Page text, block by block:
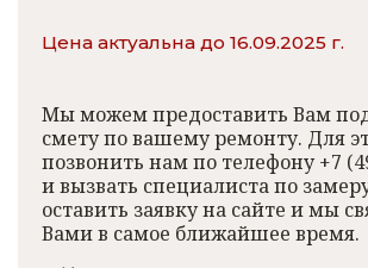
Цена актуальна до 16.09.2025 г.
Мы можем предоставить Вам
смету по вашему ремонту. Для
позвонить нам по телефону +7
и вызвать специалиста по
оставить заявку на сайте и мы
Вами в самое ближайшее время.